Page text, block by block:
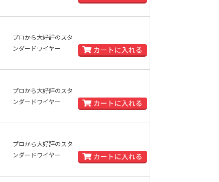
プロから大好評のスタ
ンダードワイヤー
プロから大好評のスタ
ンダードワイヤー
プロから大好評のスタ
ンダードワイヤー